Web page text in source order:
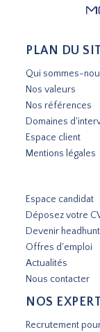
PLAN DU
Qui sommes-
Nos valeurs
Nos références
Domaines
Espace client
Mentions légales
Espace candidat
Déposez votre
Devenir
Offres d'emploi
Actualités
Nous contacter
NOS
Recrutement